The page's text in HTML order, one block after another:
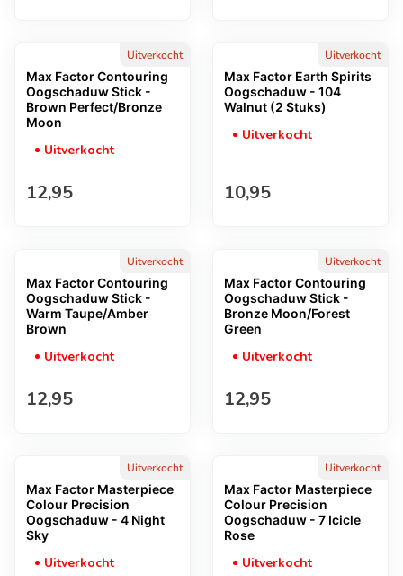
Uitverkocht
Max Factor Contouring
Oogschaduw Stick -
Brown Perfect/Bronze
Moon
Uitverkocht
Normale prijs
12,95
Uitverkocht
Max Factor Earth Spirits
Oogschaduw - 104
Walnut (2 Stuks)
Uitverkocht
Normale prijs
10,95
Uitverkocht
Max Factor Contouring
Oogschaduw Stick -
Warm Taupe/Amber
Brown
Uitverkocht
Normale prijs
12,95
Uitverkocht
Max Factor Contouring
Oogschaduw Stick -
Bronze Moon/Forest
Green
Uitverkocht
Normale prijs
12,95
Uitverkocht
Max Factor Masterpiece
Colour Precision
Oogschaduw - 4 Night
Sky
Uitverkocht
Uitverkocht
Max Factor Masterpiece
Colour Precision
Oogschaduw - 7 Icicle
Rose
Uitverkocht